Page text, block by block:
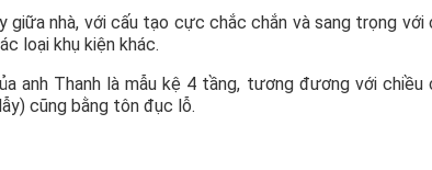
nhà, với cấu tạo cực chắc chắn và sang trọng với
loại khụ kiện khác.
anh Thanh là mẫu kệ 4 tầng, tương đương với chiều
cũng bằng tôn đục lỗ.